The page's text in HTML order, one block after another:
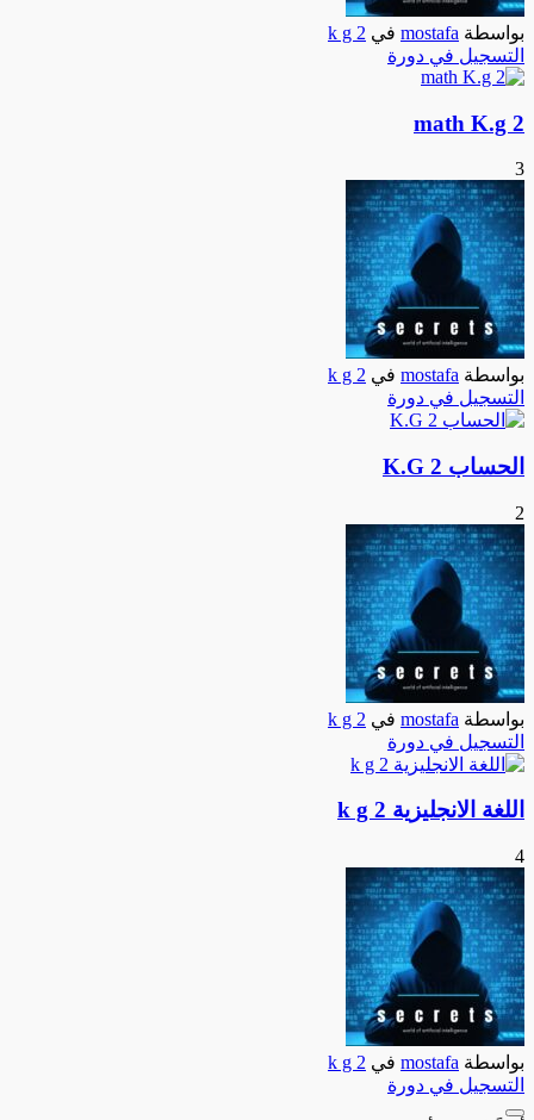
بواسطة mostafa في k g 2
التسجيل في دورة
math K.g 2
3
بواسطة mostafa في k g 2
التسجيل في دورة
الحساب K.G 2
2
بواسطة mostafa في k g 2
التسجيل في دورة
اللغة الانجليزية k g 2
4
بواسطة mostafa في k g 2
التسجيل في دورة